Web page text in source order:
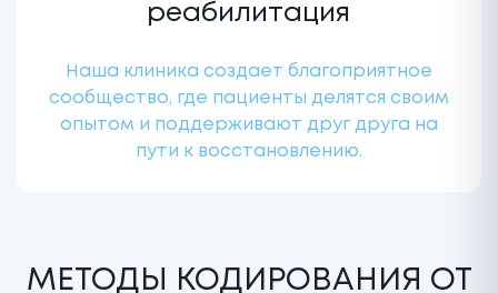
реабилитация
Наша клиника создает благоприятное
сообщество, где пациенты делятся своим
опытом и поддерживают друг друга на
пути к восстановлению.
МЕТОДЫ КОДИРОВАНИЯ ОТ